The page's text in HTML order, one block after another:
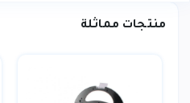
منتجات مماثلة